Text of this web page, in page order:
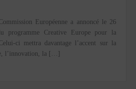
Européenne a annoncé le 26
programme Creative Europe pour la
ci mettra davantage l’accent sur la
l’innovation, la […]